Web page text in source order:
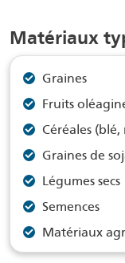
Matériaux
Graines
Fruits
Céréales
Graines de
Légumes secs
Semences
Matériaux